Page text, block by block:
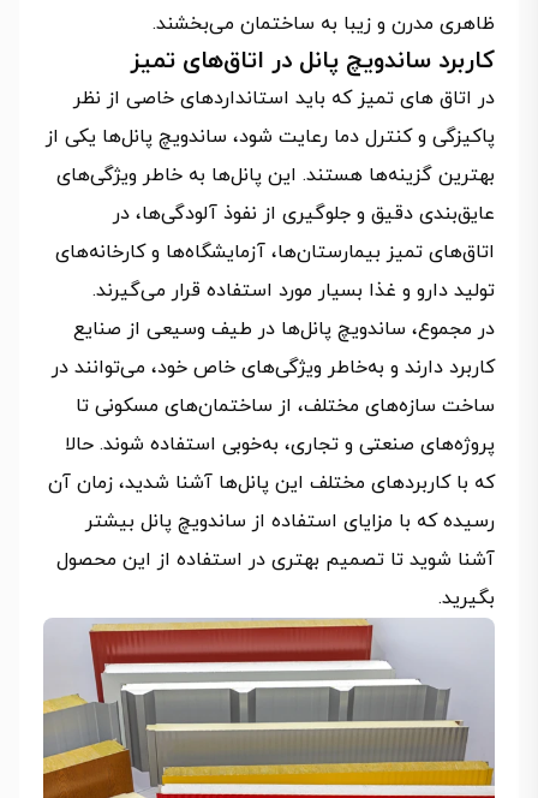
ظاهری مدرن و زیبا به ساختمان می‌بخشند.
کاربرد ساندویچ پانل در اتاق‌های تمیز
در اتاق‌ های تمیز که باید استانداردهای خاصی از نظر
پاکیزگی و کنترل دما رعایت شود، ساندویچ پانل‌ها یکی از
بهترین گزینه‌ها هستند. این پانل‌ها به‌ خاطر ویژگی‌های
عایق‌بندی دقیق و جلوگیری از نفوذ آلودگی‌ها، در
اتاق‌های تمیز بیمارستان‌ها، آزمایشگاه‌ها و کارخانه‌های
تولید دارو و غذا بسیار مورد استفاده قرار می‌گیرند.
در مجموع، ساندویچ پانل‌ها در طیف وسیعی از صنایع
کاربرد دارند و به‌خاطر ویژگی‌های خاص خود، می‌توانند در
ساخت سازه‌های مختلف، از ساختمان‌های مسکونی تا
پروژه‌های صنعتی و تجاری، به‌خوبی استفاده شوند. حالا
که با کاربردهای مختلف این پانل‌ها آشنا شدید، زمان آن
رسیده که با مزایای استفاده از ساندویچ پانل بیشتر
آشنا شوید تا تصمیم بهتری در استفاده از این محصول
بگیرید.